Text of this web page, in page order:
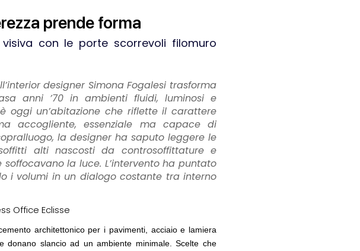
prende forma
con le porte scorrevoli filomuro
designer Simona Fogalesi trasforma
anni ’70 in ambienti fluidi, luminosi e
oggi un’abitazione che riflette il carattere
accogliente, essenziale ma capace di
la designer ha saputo leggere le
alti nascosti da controsoffittature e
la luce. L’intervento ha puntato
i volumi in un dialogo costante tra interno
Office Eclisse
architettonico per i pavimenti, acciaio e lamiera
donano slancio ad un ambiente minimale. Scelte che
05
a
EVENTI
Con Carlo Scarpa lungo l'Italia: tre
appuntamenti tra Palermo, Verona e
Venezia
08
UP-TO-DATE
Riforma delle professioni, ok al Senato:
novità su abilitazione, competenze,
tirocini ed equo compenso
L'Agenzia del Demanio lancia gare per
accordi quadro da 219 milioni per servizi
di architettura